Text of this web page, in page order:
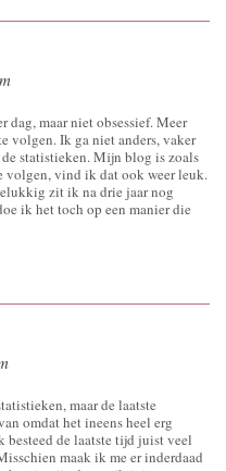
dag, maar niet obsessief. Meer
volgen. Ik ga niet anders, vaker
statistieken. Mijn blog is zoals
volgen, vind ik dat ook weer leuk.
zit ik na drie jaar nog
ik het toch op een manier die
maar de laatste
omdat het ineens heel erg
besteed de laatste tijd juist veel
maak ik me er inderdaad